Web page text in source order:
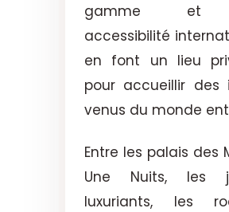
gamme et
accessibilité
en font un lieu
pour accueillir des
venus du monde
Entre les palais des
Une Nuits, les
luxuriants, les